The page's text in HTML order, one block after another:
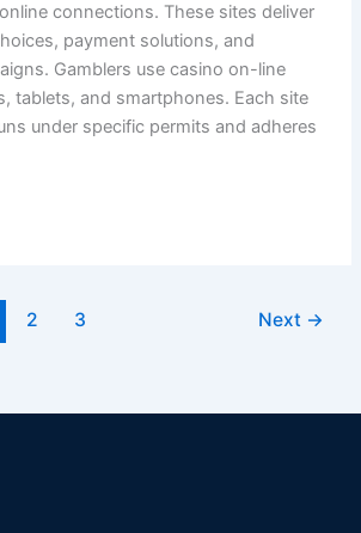
connections. These sites deliver
payment solutions, and
Gamblers use casino on-line
tablets, and smartphones. Each site
under specific permits and adheres
2 3 Next →